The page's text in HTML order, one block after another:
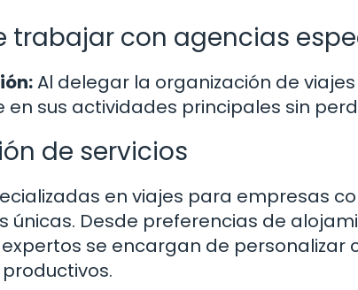
trabajar con agencias
Al delegar la organización de
en sus actividades principales sin
de servicios
en viajes para empresas
únicas. Desde preferencias de
se encargan de